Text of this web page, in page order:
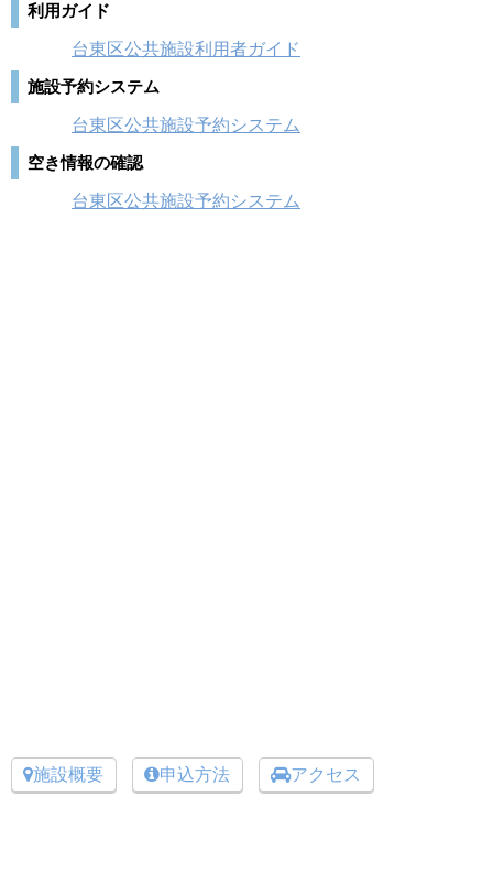
利用ガイド
台東区公共施設利用者ガイド
施設予約システム
台東区公共施設予約システム
空き情報の確認
台東区公共施設予約システム
施設概要 申込方法 アクセス